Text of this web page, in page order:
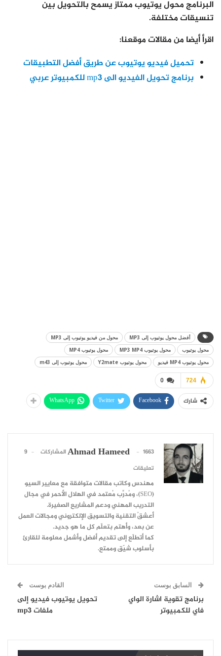
البرنامج محول يوتيوب ممتاز يسمح بالتحويل بين
تنسيقات مختلفة.
اقرأ أيضا من مقالات موقعنا:
تحميل فيديو يوتيوب عن طريق أفضل التطبيقات
برنامج تحويل الفيديو الى mp3 للكمبيوتر عربي
أفضل محول يوتيوب إلى MP3
محول من فيديو يوتيوب إلى MP3
محول يوتيوب
محول يوتيوب MP3 MP4
محول يوتيوب MP4
محول يوتيوب MP4 فيديو
محول يوتيوب Y2mate محول يوتيوب إلى m43
0 724
شارك Facebook
Twitter
WhatsApp
Ahmad Hameed 1663 المشاركات
9
تعليقات
مهندس وكاتب مقالات متوافقة مع معايير السيو
(SEO)، ومُدرِّب مُعتمد في الهلال الأحمر في مجال
التدريب المهني ودعم المشاريع الصغيرة.
أعشقُ التقنية والتسويق الإلكتروني ومجالات العمل
عن بعد، وأهتم بتعلّم كل ما هو جديد.
كما أتطلّع إلى تقديم أفضل وأشمل معلومة للقارئ
بأسلوب شيّق وممتع.
السابق بوست
برنامج تقوية اشارة الواي
فاي للكمبيوتر
القادم بوست
تحويل يوتيوب فيديو إلى
ملفات mp3